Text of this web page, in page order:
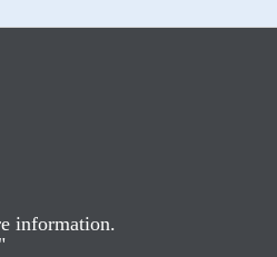
information.
"